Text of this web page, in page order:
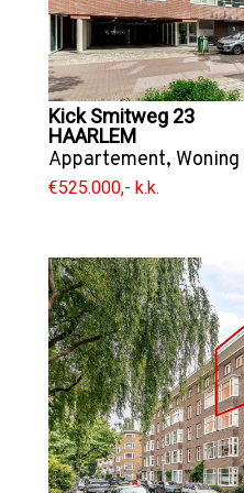
Kick Smitweg 23
HAARLEM
Appartement, Woning
€525.000,- k.k.